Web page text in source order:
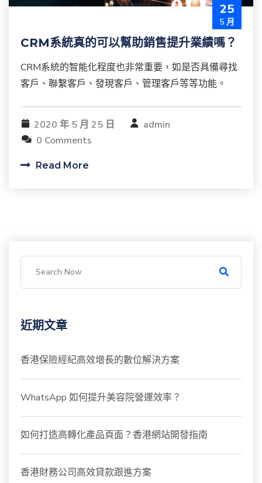
25
5 月
CRM系統真的可以幫助銷售提升業績嗎？
CRM系統的智能化程度也非常重要，如是否具備尋找
客戶、聯繫客戶、發現客戶、管理客戶等等功能。
2020 年 5 月 25 日
admin
0 Comments
Read More
近期文章
香港保險經紀高效增長的數位解決方案
WhatsApp 如何提升美容院營運效率？
如何打造高轉化產品頁面？香港網站開發指南
香港財務公司高效貸款跟進方案